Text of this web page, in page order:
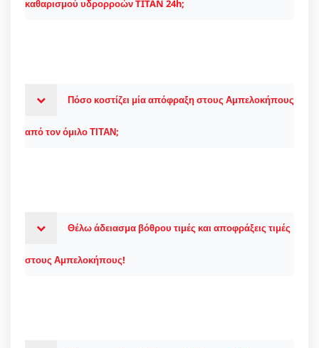
καθαρισμού υδρορροών TITAN 24h;
Πόσο κοστίζει μία απόφραξη στους Αμπελοκήπους
από τον όμιλο ΤΙΤΑΝ;
Θέλω άδειασμα βόθρου τιμές και αποφράξεις τιμές
στους Αμπελοκήπους!